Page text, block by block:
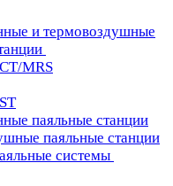
и термовоздушные
MRS
паяльные станции
паяльные станции
системы